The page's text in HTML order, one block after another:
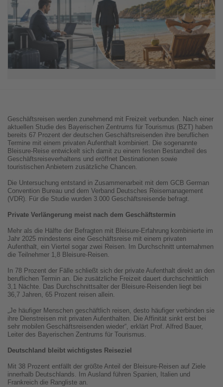
Geschäftsreisen werden zunehmend mit Freizeit verbunden. Nach einer
aktuellen Studie des Bayerischen Zentrums für Tourismus (BZT) haben
bereits 67 Prozent der deutschen Geschäftsreisenden ihre beruflichen
Termine mit einem privaten Aufenthalt kombiniert. Die sogenannte
Bleisure-Reise entwickelt sich damit zu einem festen Bestandteil des
Geschäftsreiseverhaltens und eröffnet Destinationen sowie
touristischen Anbietern zusätzliche Chancen.
Die Untersuchung entstand in Zusammenarbeit mit dem GCB German
Convention Bureau und dem Verband Deutsches Reisemanagement
(VDR). Für die Studie wurden 3.000 Geschäftsreisende befragt.
Private Verlängerung meist nach dem Geschäftstermin
Mehr als die Hälfte der Befragten mit Bleisure-Erfahrung kombinierte im
Jahr 2025 mindestens eine Geschäftsreise mit einem privaten
Aufenthalt, ein Viertel sogar zwei Reisen. Im Durchschnitt unternahmen
die Teilnehmer 1,8 Bleisure-Reisen.
In 78 Prozent der Fälle schließt sich der private Aufenthalt direkt an den
beruflichen Termin an. Die zusätzliche Freizeit dauert durchschnittlich
3,1 Nächte. Das Durchschnittsalter der Bleisure-Reisenden liegt bei
36,7 Jahren, 65 Prozent reisen allein.
„Je häufiger Menschen geschäftlich reisen, desto häufiger verbinden sie
ihre Dienstreisen mit privaten Aufenthalten. Die Affinität sinkt erst bei
sehr mobilen Geschäftsreisenden wieder“, erklärt Prof. Alfred Bauer,
Leiter des Bayerischen Zentrums für Tourismus.
Deutschland bleibt wichtigstes Reiseziel
Mit 38 Prozent entfällt der größte Anteil der Bleisure-Reisen auf Ziele
innerhalb Deutschlands. Im Ausland führen Spanien, Italien und
Frankreich die Rangliste an.